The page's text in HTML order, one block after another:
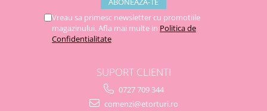
Vreau sa primesc newsletter cu promotiile
magazinului. Afla mai multe in Politica de
Confidentialitate
SUPORT CLIENTI
0727 709 344
comenzi@etorturi.ro